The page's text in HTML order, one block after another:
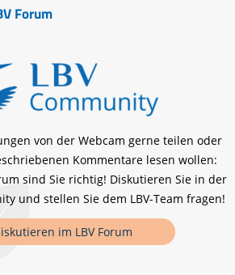
Forum
von der Webcam gerne teilen oder
Kommentare lesen wollen:
sind Sie richtig! Diskutieren Sie in der
und stellen Sie dem LBV-Team fragen!
im LBV Forum